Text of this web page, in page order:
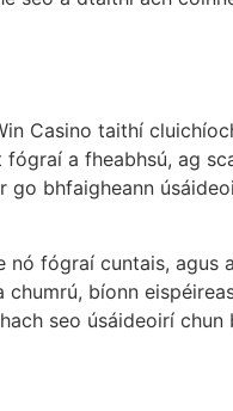
Casino taithí
a fheabhsú, ag
bhfaigheann
fógraí cuntais, agus
bíonn
seo úsáideoirí